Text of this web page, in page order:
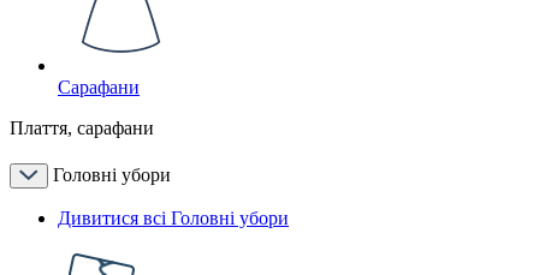
Сарафани
Плаття, сарафани
Головні убори
Дивитися всі Головні убори